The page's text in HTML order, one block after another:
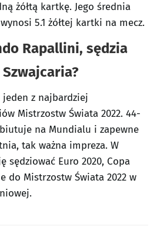
żółtą kartkę. Jego średnia
5.1 żółtej kartki na mecz.
Rapallini, sędzia
z najbardziej
Mistrzostw Świata 2022. 44-
na Mundialu i zapewne
tak ważna impreza. W
sędziować Euro 2020, Copa
do Mistrzostw Świata 2022 w